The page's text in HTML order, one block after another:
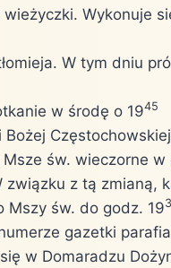
Wykonuje
W tym dniu
w środę o 1945
św. wieczorne
związku z tą zmianą,
Mszy św. do godz. 19
gazetki
w Domaradzu